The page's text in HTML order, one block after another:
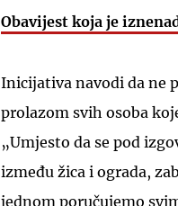
Obavijest koja je
Inicijativa navodi da ne
prolazom svih osoba
„Umjesto da se pod
između žica i ograda,
jednom poručujemo